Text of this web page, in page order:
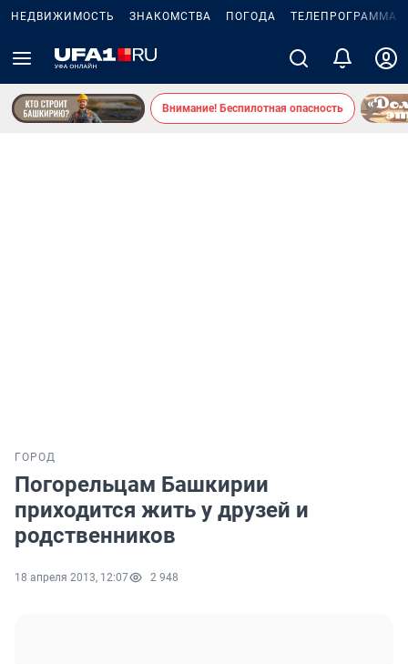
НЕДВИЖИМОСТЬ ЗНАКОМСТВА ПОГОДА ТЕЛЕПРОГРАММА
Внимание! Беспилотная опасность
ГОРОД
Погорельцам Башкирии
приходится жить у друзей и
родственников
18 апреля 2013, 12:07 2 948